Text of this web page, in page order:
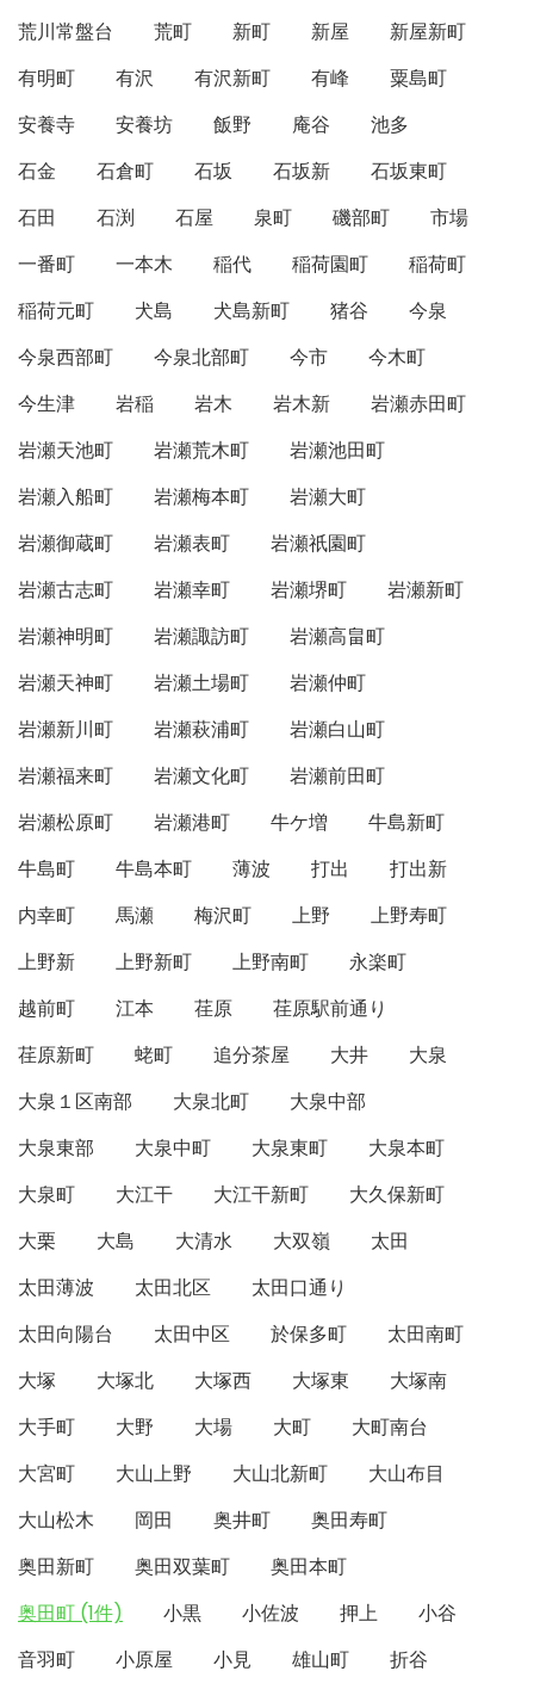
荒川常盤台
荒町 新町 新屋
新屋新町
有明町
有沢 有沢新町 有峰
粟島町
安養寺
安養坊 飯野 庵谷
池多
石金
石倉町 石坂 石坂新
石坂東町
石田
石渕 石屋 泉町 磯部町
市場
一番町
一本木 稲代 稲荷園町
稲荷町
稲荷元町
犬島 犬島新町 猪谷
今泉
今泉西部町
今泉北部町 今市
今木町
今生津
岩稲 岩木 岩木新
岩瀬赤田町
岩瀬天池町
岩瀬荒木町
岩瀬池田町
岩瀬入船町
岩瀬梅本町
岩瀬大町
岩瀬御蔵町
岩瀬表町
岩瀬祇園町
岩瀬古志町
岩瀬幸町 岩瀬堺町
岩瀬新町
岩瀬神明町
岩瀬諏訪町
岩瀬高畠町
岩瀬天神町
岩瀬土場町
岩瀬仲町
岩瀬新川町
岩瀬萩浦町
岩瀬白山町
岩瀬福来町
岩瀬文化町
岩瀬前田町
岩瀬松原町
岩瀬港町 牛ケ増
牛島新町
牛島町
牛島本町 薄波 打出
打出新
内幸町
馬瀬 梅沢町 上野
上野寿町
上野新
上野新町 上野南町
永楽町
越前町
江本 荏原
荏原駅前通り
荏原新町
蛯町 追分茶屋 大井
大泉
大泉１区南部
大泉北町
大泉中部
大泉東部
大泉中町 大泉東町
大泉本町
大泉町
大江干 大江干新町
大久保新町
大栗
大島 大清水 大双嶺
太田
太田薄波
太田北区
太田口通り
太田向陽台
太田中区 於保多町
太田南町
大塚
大塚北 大塚西 大塚東
大塚南
大手町
大野 大場 大町
大町南台
大宮町
大山上野 大山北新町
大山布目
大山松木
岡田 奥井町
奥田寿町
奥田新町
奥田双葉町
奥田本町
奥田町 (1件)
小黒 小佐波 押上
小谷
音羽町
小原屋 小見 雄山町
折谷